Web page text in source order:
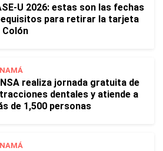
U 2026: estas son las fechas
para retirar la tarjeta
Colón
realiza jornada gratuita de
dentales y atiende a
de 1,500 personas